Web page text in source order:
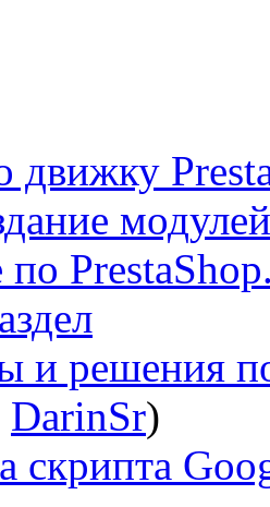
по
и решения
DarinSr)
скрипта